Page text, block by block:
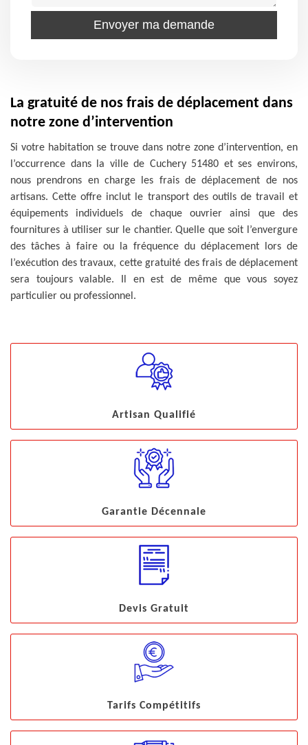
La gratuité de nos frais de déplacement dans
notre zone d’intervention
Si votre habitation se trouve dans notre zone d’intervention, en
l’occurrence dans la ville de Cuchery 51480 et ses environs,
nous prendrons en charge les frais de déplacement de nos
artisans. Cette offre inclut le transport des outils de travail et
équipements individuels de chaque ouvrier ainsi que des
fournitures à utiliser sur le chantier. Quelle que soit l’envergure
des tâches à faire ou la fréquence du déplacement lors de
l’exécution des travaux, cette gratuité des frais de déplacement
sera toujours valable. Il en est de même que vous soyez
particulier ou professionnel.
Artisan Qualifié
Garantie Décennale
Devis Gratuit
Tarifs Compétitifs